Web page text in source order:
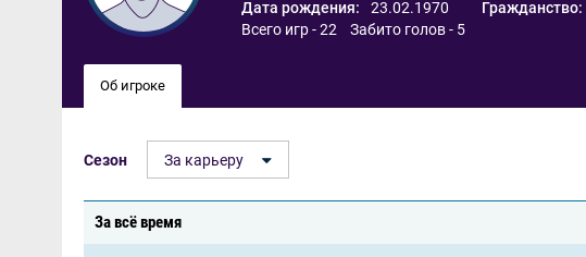
Дата рождения: 23.02.1970 Гражданство:
Всего игр - 22 Забито голов - 5
Об игроке
Сезон За карьеру
За всё время